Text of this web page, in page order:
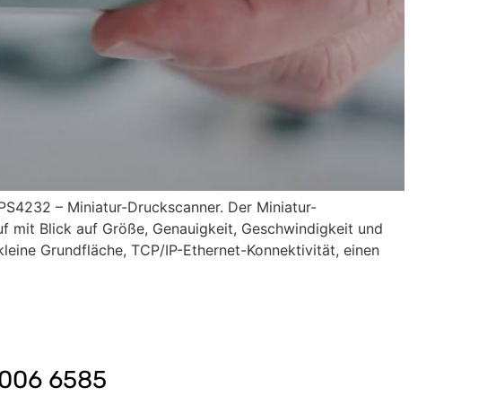
– Miniatur-Druckscanner. Der Miniatur-
mit Blick auf Größe, Genauigkeit, Geschwindigkeit und
Grundfläche, TCP/IP-Ethernet-Konnektivität, einen
6585